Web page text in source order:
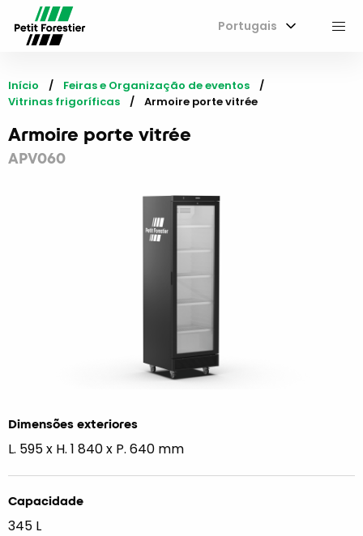
Portugais
Início
Feiras e Organização de eventos
Vitrinas frigoríficas
Current:
Armoire porte vitrée
Armoire porte vitrée
APV060
Dimensões exteriores
L. 595 x H. 1 840 x P. 640 mm
Capacidade
345 L